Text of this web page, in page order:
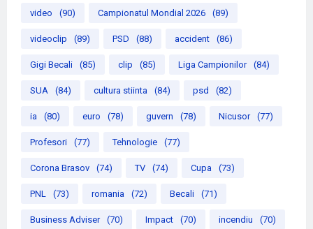
video (90) Campionatul Mondial 2026 (89)
videoclip (89) PSD (88) accident (86)
Gigi Becali (85) clip (85) Liga Campionilor (84)
SUA (84) cultura stiinta (84) psd (82)
ia (80) euro (78) guvern (78) Nicusor (77)
Profesori (77) Tehnologie (77)
Corona Brasov (74) TV (74) Cupa (73)
PNL (73) romania (72) Becali (71)
Business Adviser (70) Impact (70) incendiu (70)